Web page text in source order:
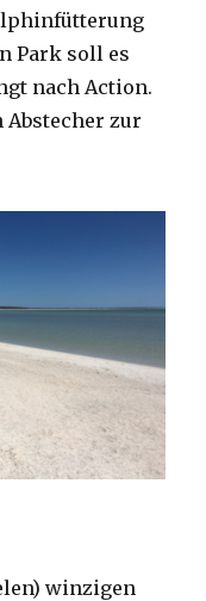
Park soll es
nach Action.
zur
winzigen